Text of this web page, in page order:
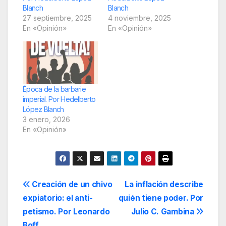
Blanch
27 septiembre, 2025
En «Opinión»
Blanch
4 noviembre, 2025
En «Opinión»
Época de la barbarie
imperial. Por Hedelberto
López Blanch
3 enero, 2026
En «Opinión»
Navegación
de
La inflación describe
quién tiene poder. Por
Julio C. Gambina
Creación de un chivo
expiatorio: el anti-
petismo. Por Leonardo